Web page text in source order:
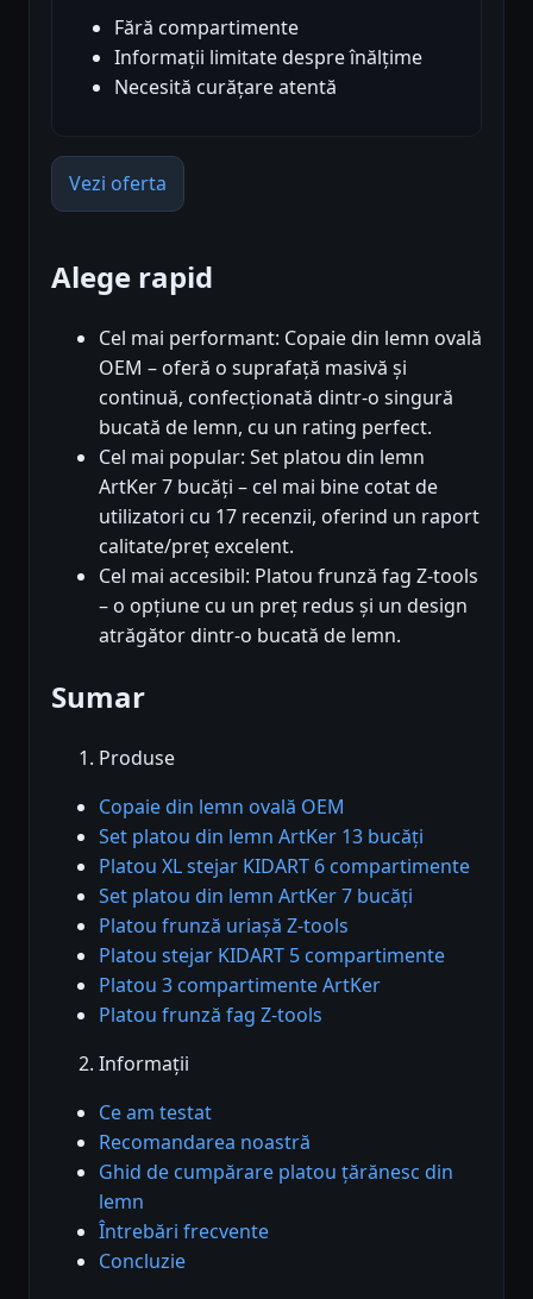
Fără compartimente
Informații limitate despre înălțime
Necesită curățare atentă
Vezi oferta
Alege rapid
Cel mai performant: Copaie din lemn ovală
OEM – oferă o suprafață masivă și
continuă, confecționată dintr-o singură
bucată de lemn, cu un rating perfect.
Cel mai popular: Set platou din lemn
ArtKer 7 bucăți – cel mai bine cotat de
utilizatori cu 17 recenzii, oferind un raport
calitate/preț excelent.
Cel mai accesibil: Platou frunză fag Z-tools
– o opțiune cu un preț redus și un design
atrăgător dintr-o bucată de lemn.
Sumar
Produse
Copaie din lemn ovală OEM
Set platou din lemn ArtKer 13 bucăți
Platou XL stejar KIDART 6 compartimente
Set platou din lemn ArtKer 7 bucăți
Platou frunză uriașă Z-tools
Platou stejar KIDART 5 compartimente
Platou 3 compartimente ArtKer
Platou frunză fag Z-tools
Informații
Ce am testat
Recomandarea noastră
Ghid de cumpărare platou țărănesc din
lemn
Întrebări frecvente
Concluzie